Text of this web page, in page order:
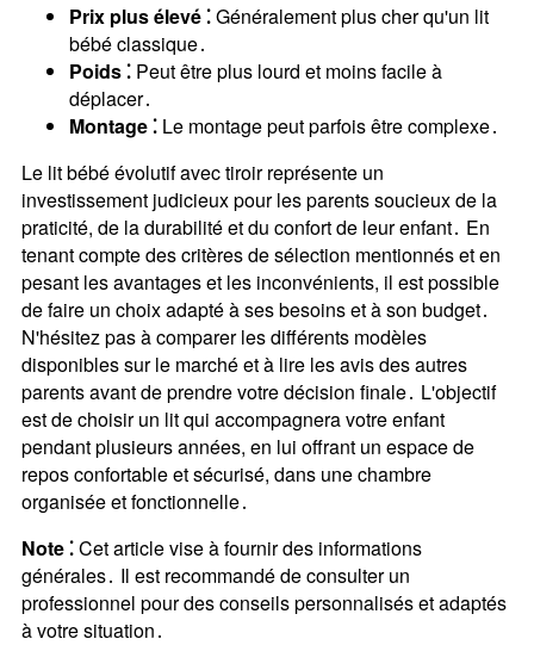
Prix plus élevé ⁚Généralement plus cher qu'un lit
bébé classique․
Poids ⁚Peut être plus lourd et moins facile à
déplacer․
Montage ⁚Le montage peut parfois être complexe․
Le lit bébé évolutif avec tiroir représente un
investissement judicieux pour les parents soucieux de la
praticité, de la durabilité et du confort de leur enfant․ En
tenant compte des critères de sélection mentionnés et en
pesant les avantages et les inconvénients, il est possible
de faire un choix adapté à ses besoins et à son budget․
N'hésitez pas à comparer les différents modèles
disponibles sur le marché et à lire les avis des autres
parents avant de prendre votre décision finale․ L'objectif
est de choisir un lit qui accompagnera votre enfant
pendant plusieurs années, en lui offrant un espace de
repos confortable et sécurisé, dans une chambre
organisée et fonctionnelle․
Note ⁚Cet article vise à fournir des informations
générales․ Il est recommandé de consulter un
professionnel pour des conseils personnalisés et adaptés
à votre situation․